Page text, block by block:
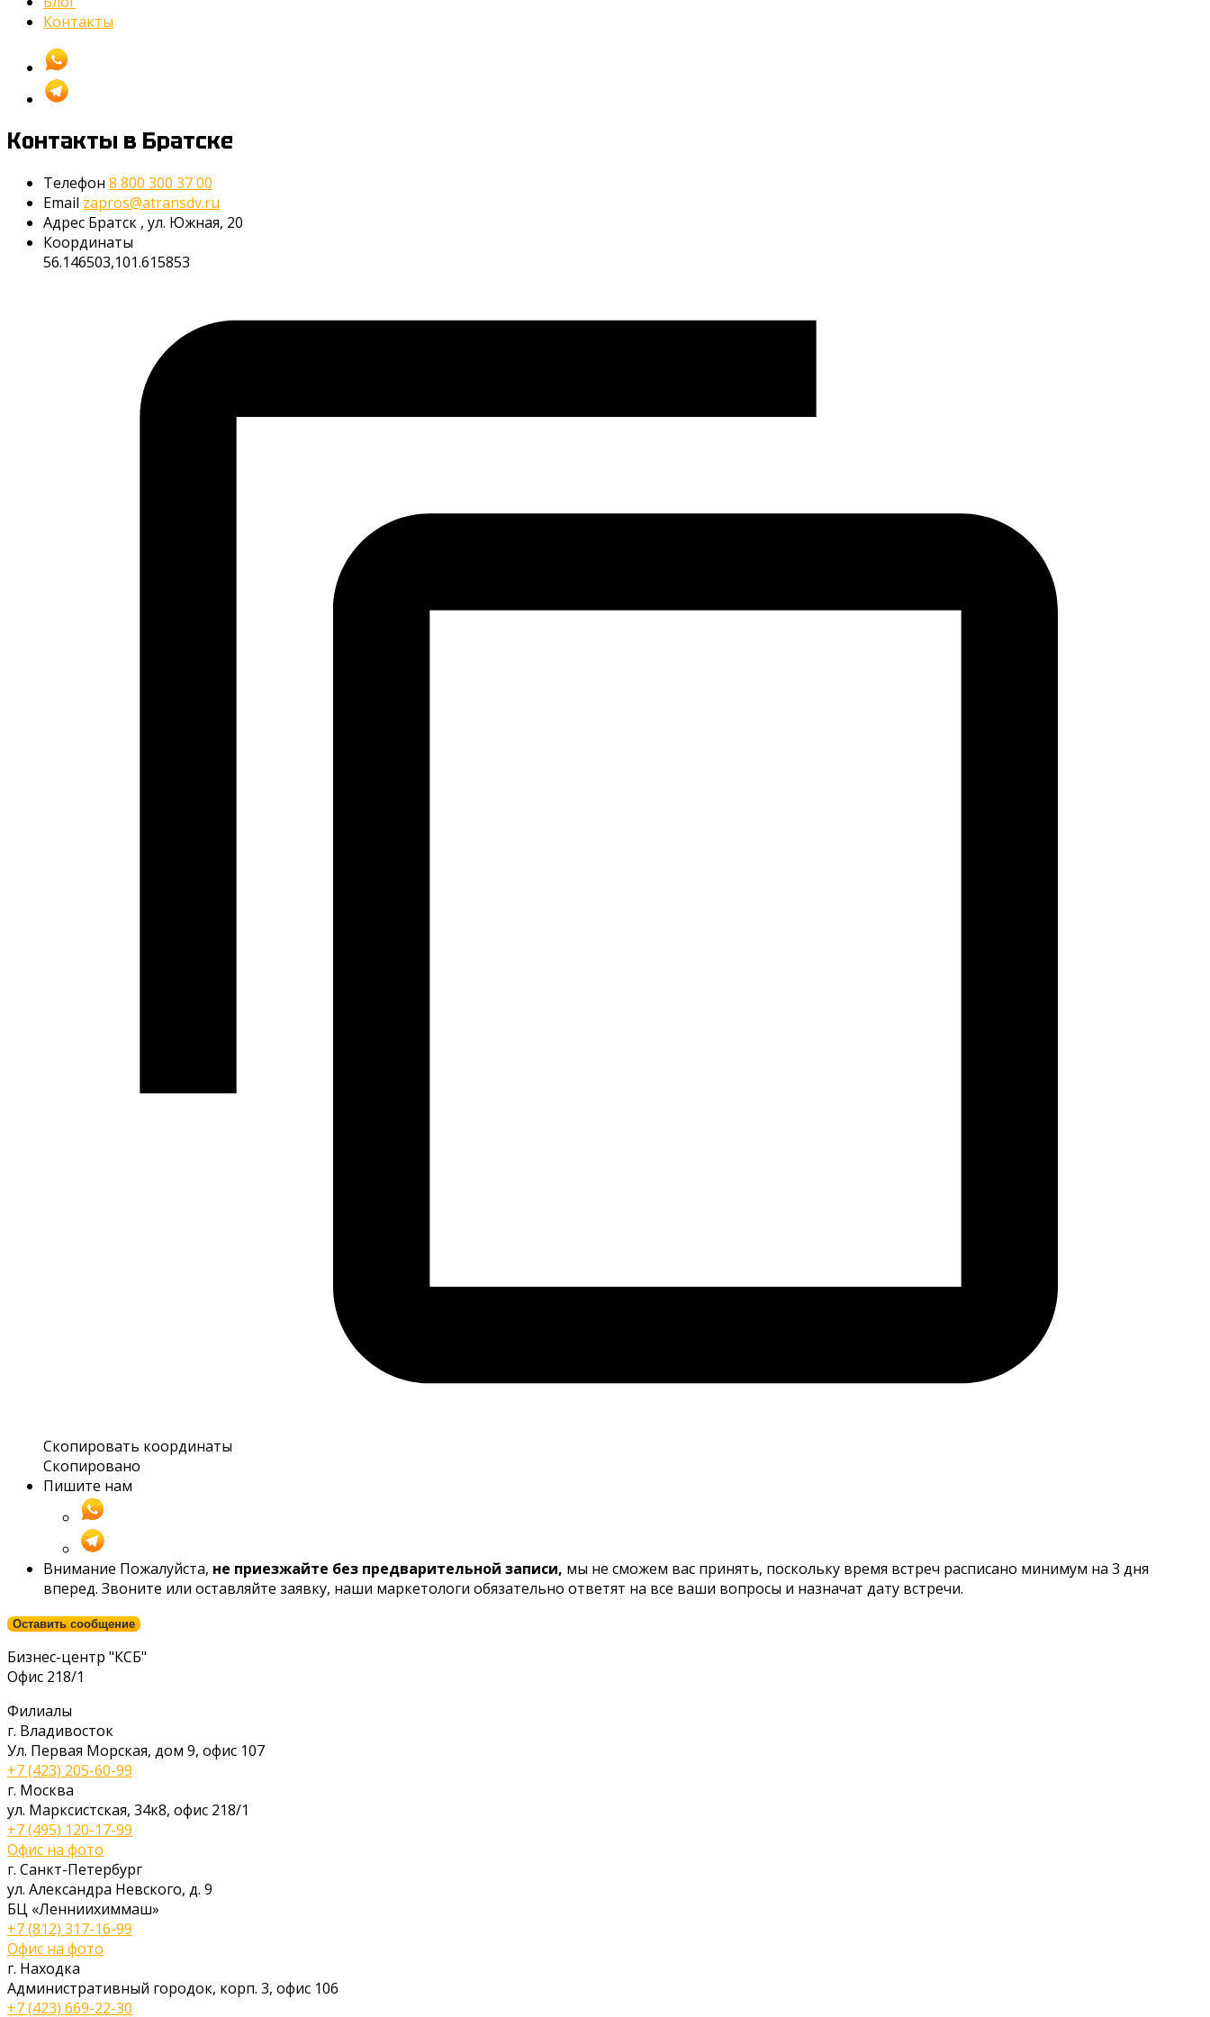
Контакты
Контакты в Братске
Телефон 8 800 300 37 00
Email zapros@atransdv.ru
Адрес Братск , ул. Южная, 20
Координаты
56.146503,101.615853
Скопировать координаты
Скопировано
Пишите нам
Внимание Пожалуйста, не приезжайте без предварительной записи, мы не сможем вас принять, поскольку время встреч расписано минимум на 3 дня
вперед. Звоните или оставляйте заявку, наши маркетологи обязательно ответят на все ваши вопросы и назначат дату встречи.
Оставить сообщение
Бизнес-центр "КСБ"
Офис 218/1
Филиалы
г. Владивосток
Ул. Первая Морская, дом 9, офис 107
+7 (423) 205-60-99
г. Москва
ул. Марксистская, 34к8, офис 218/1
+7 (495) 120-17-99
Офис на фото
г. Санкт-Петербург
ул. Александра Невского, д. 9
БЦ «Ленниихиммаш»
+7 (812) 317-16-99
Офис на фото
г. Находка
Административный городок, корп. 3, офис 106
+7 (423) 669-22-30